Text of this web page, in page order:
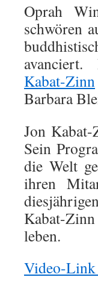
Oprah
schwören
Kabat-Zinn
Barbara
Jon Kabat-
Sein
die Welt
ihren
Kabat-
leben.
Video-Link